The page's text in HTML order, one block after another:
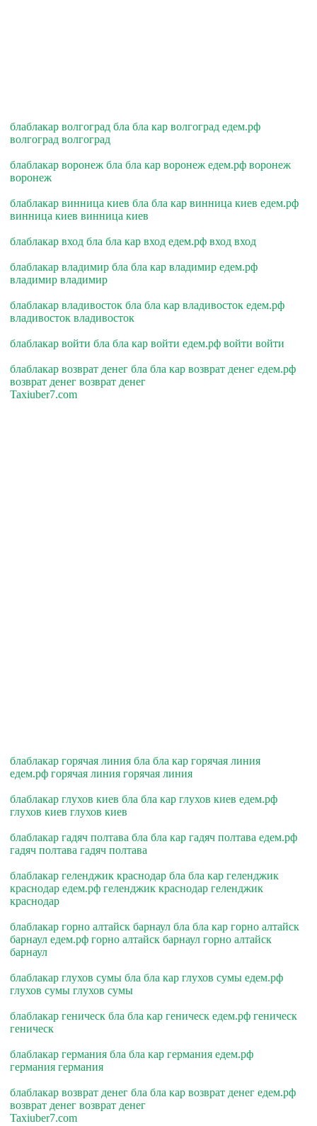
блаблакар волгоград бла бла кар волгоград едем.рф
волгоград волгоград
блаблакар воронеж бла бла кар воронеж едем.рф воронеж
воронеж
блаблакар винница киев бла бла кар винница киев едем.рф
винница киев винница киев
блаблакар вход бла бла кар вход едем.рф вход вход
блаблакар владимир бла бла кар владимир едем.рф
владимир владимир
блаблакар владивосток бла бла кар владивосток едем.рф
владивосток владивосток
блаблакар войти бла бла кар войти едем.рф войти войти
блаблакар возврат денег бла бла кар возврат денег едем.рф
возврат денег возврат денег
Taxiuber7.com
блаблакар горячая линия бла бла кар горячая линия
едем.рф горячая линия горячая линия
блаблакар глухов киев бла бла кар глухов киев едем.рф
глухов киев глухов киев
блаблакар гадяч полтава бла бла кар гадяч полтава едем.рф
гадяч полтава гадяч полтава
блаблакар геленджик краснодар бла бла кар геленджик
краснодар едем.рф геленджик краснодар геленджик
краснодар
блаблакар горно алтайск барнаул бла бла кар горно алтайск
барнаул едем.рф горно алтайск барнаул горно алтайск
барнаул
блаблакар глухов сумы бла бла кар глухов сумы едем.рф
глухов сумы глухов сумы
блаблакар геническ бла бла кар геническ едем.рф геническ
геническ
блаблакар германия бла бла кар германия едем.рф
германия германия
блаблакар возврат денег бла бла кар возврат денег едем.рф
возврат денег возврат денег
Taxiuber7.com